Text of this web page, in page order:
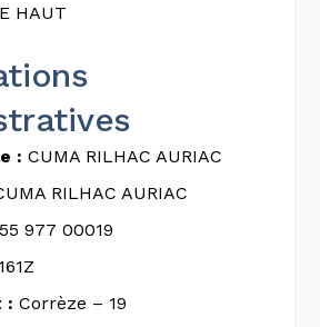
HAUT
: CUMA RILHAC AURIAC
RILHAC AURIAC
977 00019
: Corrèze – 19